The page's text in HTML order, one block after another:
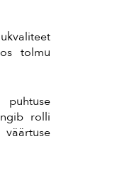
tolmu
rolli